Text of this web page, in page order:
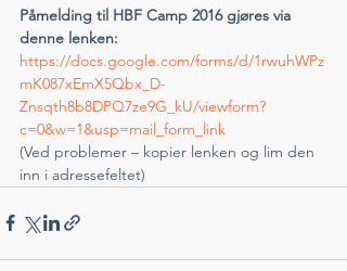
Påmelding til HBF Camp 2016 gjøres via
denne lenken:
https://docs.google.com/forms/d/1rwuhWPz
mK087xEmX5Qbx_D-
Znsqth8b8DPQ7ze9G_kU/viewform?
c=0&w=1&usp=mail_form_link
(Ved problemer – kopier lenken og lim den
inn i adressefeltet)